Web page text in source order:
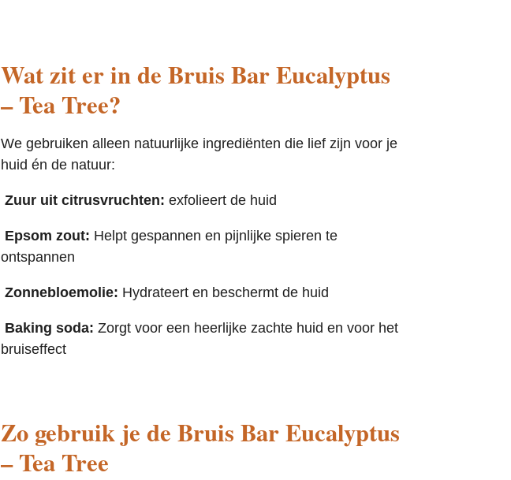
Wat zit er in de Bruis Bar Eucalyptus
– Tea Tree?
We gebruiken alleen natuurlijke ingrediënten die lief zijn voor je
huid én de natuur:
Zuur uit citrusvruchten: exfolieert de huid
Epsom zout: Helpt gespannen en pijnlijke spieren te
ontspannen
Zonnebloemolie: Hydrateert en beschermt de huid
Baking soda: Zorgt voor een heerlijke zachte huid en voor het
bruiseffect
Zo gebruik je de Bruis Bar Eucalyptus
– Tea Tree